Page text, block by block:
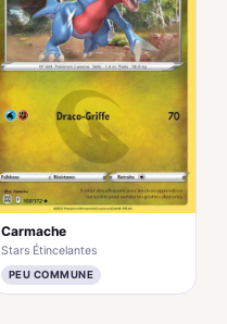
Carmache
Stars Étincelantes
PEU COMMUNE